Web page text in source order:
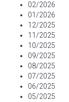
02/2026
01/2026
12/2025
11/2025
10/2025
09/2025
08/2025
07/2025
06/2025
05/2025